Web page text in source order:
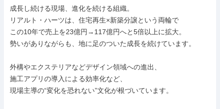
成長し続ける現場、進化を続ける組織。
リアルト・ハーツは、住宅再生×新築分譲という両輪で
この10年で売上を23億円→117億円へと5倍以上に拡大。
勢いがありながらも、地に足のついた成長を続けています。
外構やエクステリアなどデザイン領域への進出、
施工アプリの導入による効率化など、
現場主導の“変化を恐れない”文化が根づいています。